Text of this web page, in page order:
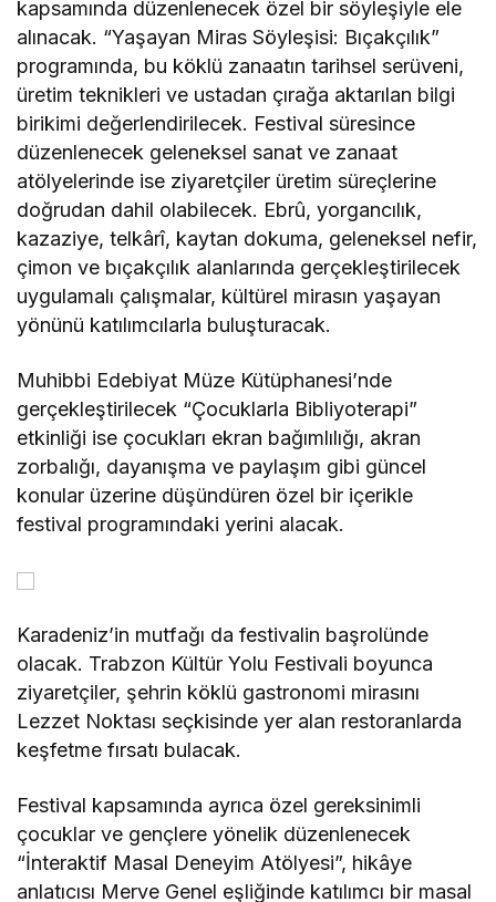
kapsamında düzenlenecek özel bir söyleşiyle ele
alınacak. “Yaşayan Miras Söyleşisi: Bıçakçılık”
programında, bu köklü zanaatın tarihsel serüveni,
üretim teknikleri ve ustadan çırağa aktarılan bilgi
birikimi değerlendirilecek. Festival süresince
düzenlenecek geleneksel sanat ve zanaat
atölyelerinde ise ziyaretçiler üretim süreçlerine
doğrudan dahil olabilecek. Ebrû, yorgancılık,
kazaziye, telkârî, kaytan dokuma, geleneksel nefir,
çimon ve bıçakçılık alanlarında gerçekleştirilecek
uygulamalı çalışmalar, kültürel mirasın yaşayan
yönünü katılımcılarla buluşturacak.
Muhibbi Edebiyat Müze Kütüphanesi’nde
gerçekleştirilecek “Çocuklarla Bibliyoterapi”
etkinliği ise çocukları ekran bağımlılığı, akran
zorbalığı, dayanışma ve paylaşım gibi güncel
konular üzerine düşündüren özel bir içerikle
festival programındaki yerini alacak.
Karadeniz’in mutfağı da festivalin başrolünde
olacak. Trabzon Kültür Yolu Festivali boyunca
ziyaretçiler, şehrin köklü gastronomi mirasını
Lezzet Noktası seçkisinde yer alan restoranlarda
keşfetme fırsatı bulacak.
Festival kapsamında ayrıca özel gereksinimli
çocuklar ve gençlere yönelik düzenlenecek
“İnteraktif Masal Deneyim Atölyesi”, hikâye
anlatıcısı Merve Genel eşliğinde katılımcı bir masal